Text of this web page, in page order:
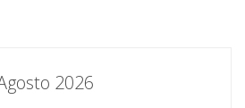
2026